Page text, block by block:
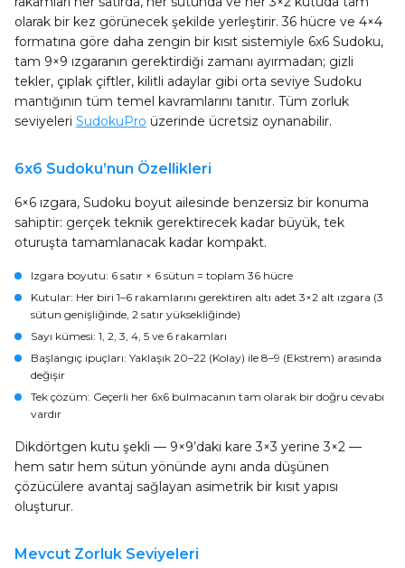
olarak bir kez görünecek şekilde yerleştirir. 36 hücre ve 4×4
formatına göre daha zengin bir kısıt sistemiyle 6x6 Sudoku,
tam 9×9 ızgaranın gerektirdiği zamanı ayırmadan; gizli
tekler, çıplak çiftler, kilitli adaylar gibi orta seviye Sudoku
mantığının tüm temel kavramlarını tanıtır. Tüm zorluk
seviyeleri SudokuPro üzerinde ücretsiz oynanabilir.
6x6 Sudoku’nun Özellikleri
6×6 ızgara, Sudoku boyut ailesinde benzersiz bir konuma
sahiptir: gerçek teknik gerektirecek kadar büyük, tek
oturuşta tamamlanacak kadar kompakt.
Izgara boyutu: 6 satır × 6 sütun = toplam 36 hücre
Kutular: Her biri 1–6 rakamlarını gerektiren altı adet 3×2 alt ızgara (3
sütun genişliğinde, 2 satır yüksekliğinde)
Sayı kümesi: 1, 2, 3, 4, 5 ve 6 rakamları
Başlangıç ipuçları: Yaklaşık 20–22 (Kolay) ile 8–9 (Ekstrem) arasında
değişir
Tek çözüm: Geçerli her 6x6 bulmacanın tam olarak bir doğru cevabı
vardır
Dikdörtgen kutu şekli — 9×9’daki kare 3×3 yerine 3×2 —
hem satır hem sütun yönünde aynı anda düşünen
çözücülere avantaj sağlayan asimetrik bir kısıt yapısı
oluşturur.
Mevcut Zorluk Seviyeleri